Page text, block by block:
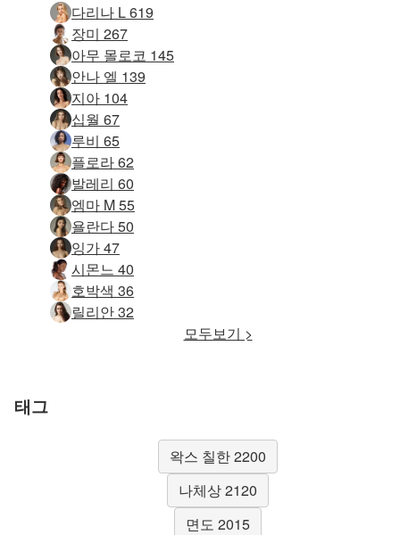
다리나 L 619
장미 267
아무 몰로코 145
안나 엘 139
지아 104
십월 67
루비 65
플로라 62
발레리 60
엠마 M 55
욜란다 50
잉가 47
시몬느 40
호박색 36
릴리안 32
모두보기 >
태그
왁스 칠한 2200
나체상 2120
면도 2015